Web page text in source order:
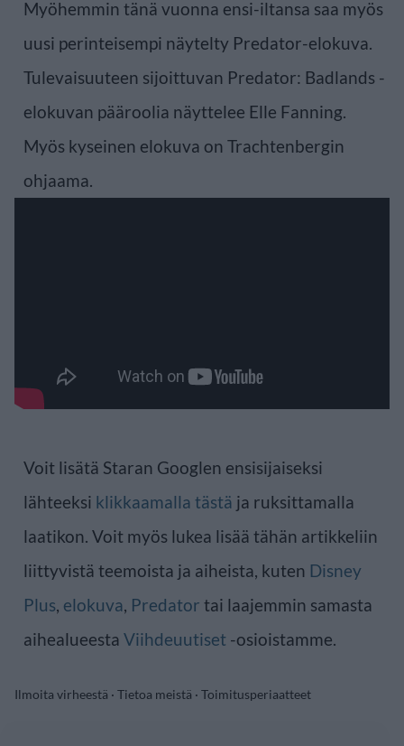
Myöhemmin tänä vuonna ensi-iltansa saa myös
uusi perinteisempi näytelty Predator-elokuva.
Tulevaisuuteen sijoittuvan Predator: Badlands -
elokuvan pääroolia näyttelee Elle Fanning.
Myös kyseinen elokuva on Trachtenbergin
ohjaama.
Voit lisätä Staran Googlen ensisijaiseksi
lähteeksi klikkaamalla tästä ja ruksittamalla
laatikon. Voit myös lukea lisää tähän artikkeliin
liittyvistä teemoista ja aiheista, kuten Disney
Plus, elokuva, Predator tai laajemmin samasta
aihealueesta Viihdeuutiset -osioistamme.
Ilmoita virheestä · Tietoa meistä · Toimitusperiaatteet